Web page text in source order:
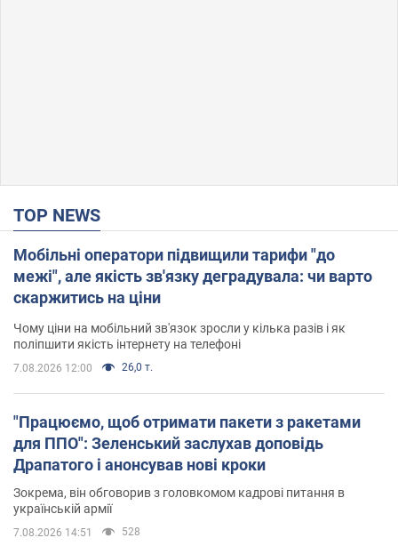
TOP NEWS
Мобільні оператори підвищили тарифи "до
межі", але якість зв'язку деградувала: чи варто
скаржитись на ціни
Чому ціни на мобільний зв'язок зросли у кілька разів і як
поліпшити якість інтернету на телефоні
7.08.2026 12:00 26,0 т.
"Працюємо, щоб отримати пакети з ракетами
для ППО": Зеленський заслухав доповідь
Драпатого і анонсував нові кроки
Зокрема, він обговорив з головкомом кадрові питання в
українській армії
7.08.2026 14:51 528